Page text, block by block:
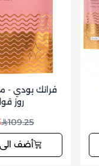
فرانك بودي -
روز
109.25
أضف